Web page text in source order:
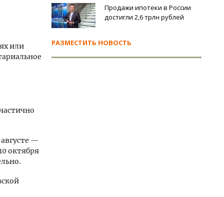
или
—
октября
Продажи ипотеки в России
достигли 2,6 трлн рублей
РАЗМЕСТИТЬ НОВОСТЬ